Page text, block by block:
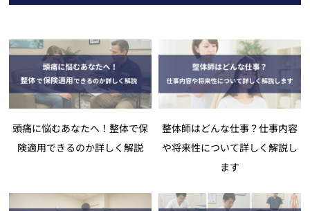
頭痛に悩むあなたへ！整体で保
険適用できるのか詳しく解説
整体師はどんな仕事？仕事内容
や将来性について詳しく解説し
ます